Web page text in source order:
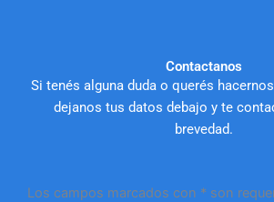
Contactanos
Si tenés alguna duda o querés
dejanos tus datos debajo y te
brevedad.
Los campos marcados con * son